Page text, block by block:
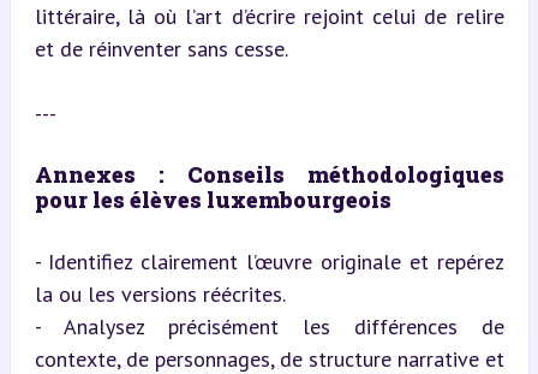
littéraire, là où l’art d’écrire rejoint celui de relire
et de réinventer sans cesse.
---
Annexes : Conseils méthodologiques
pour les élèves luxembourgeois
- Identifiez clairement l’œuvre originale et repérez
la ou les versions réécrites.
- Analysez précisément les différences de
contexte, de personnages, de structure narrative et